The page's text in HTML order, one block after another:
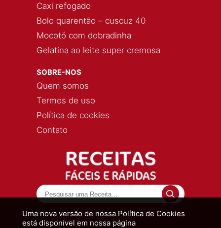
Uma nova versão de nossa Política de Cookies
está disponível em nossa página
Caxi refogado
Bolo quarentão – cuscuz 40
Mocotó com dobradinha
Gelatina ao leite super cremosa
SOBRE-NOS
Quem somos
Termos de uso
Política de cookies
Contato